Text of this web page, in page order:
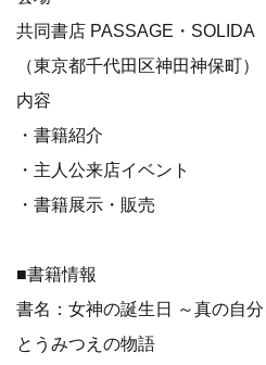
共同書店 PASSAGE・SOLIDA
（東京都千代田区神田神保町）
内容
・書籍紹介
・主人公来店イベント
・書籍展示・販売
■書籍情報
書名：女神の誕生日 ～真の自
とうみつえの物語